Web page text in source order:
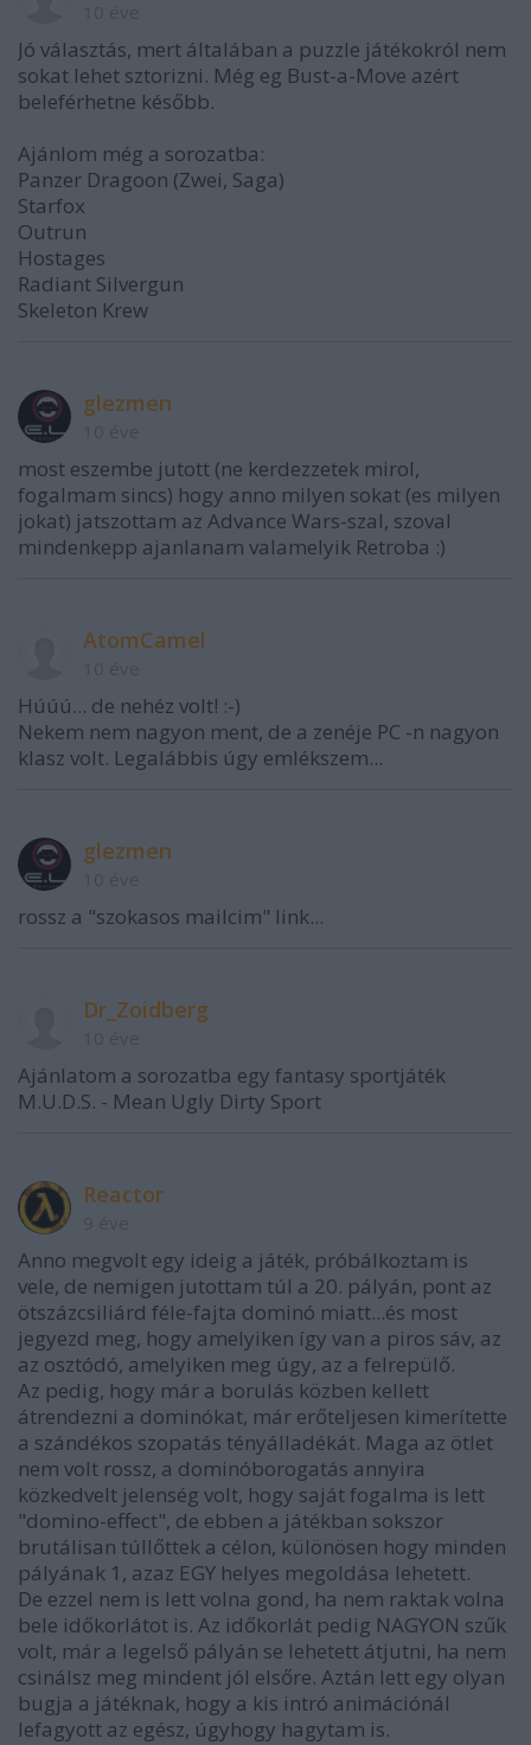
Jó választás, mert általában a puzzle játékokról nem
sokat lehet sztorizni. Még eg Bust-a-Move azért
beleférhetne később.
Ajánlom még a sorozatba:
Panzer Dragoon (Zwei, Saga)
Starfox
Outrun
Hostages
Radiant Silvergun
Skeleton Krew
glezmen
most eszembe jutott (ne kerdezzetek mirol,
fogalmam sincs) hogy anno milyen sokat (es milyen
jokat) jatszottam az Advance Wars-szal, szoval
mindenkepp ajanlanam valamelyik Retroba :)
AtomCamel
Húúú... de nehéz volt! :-)
Nekem nem nagyon ment, de a zenéje PC -n nagyon
klasz volt. Legalábbis úgy emlékszem...
glezmen
rossz a "szokasos mailcim" link...
Dr_Zoidberg
Ajánlatom a sorozatba egy fantasy sportjáték
M.U.D.S. - Mean Ugly Dirty Sport
Reactor
Anno megvolt egy ideig a játék, próbálkoztam is
vele, de nemigen jutottam túl a 20. pályán, pont az
ötszázcsiliárd féle-fajta dominó miatt...és most
jegyezd meg, hogy amelyiken így van a piros sáv, az
az osztódó, amelyiken meg úgy, az a felrepülő.
Az pedig, hogy már a borulás közben kellett
átrendezni a dominókat, már erőteljesen kimerítette
a szándékos szopatás tényálladékát. Maga az ötlet
nem volt rossz, a dominóborogatás annyira
közkedvelt jelenség volt, hogy saját fogalma is lett
"domino-effect", de ebben a játékban sokszor
brutálisan túllőttek a célon, különösen hogy minden
pályának 1, azaz EGY helyes megoldása lehetett.
De ezzel nem is lett volna gond, ha nem raktak volna
bele időkorlátot is. Az időkorlát pedig NAGYON szűk
volt, már a legelső pályán se lehetett átjutni, ha nem
csinálsz meg mindent jól elsőre. Aztán lett egy olyan
bugja a játéknak, hogy a kis intró animációnál
lefagyott az egész, úgyhogy hagytam is.